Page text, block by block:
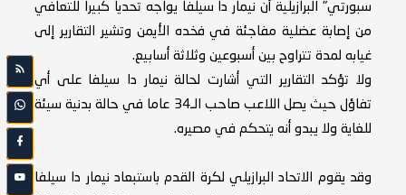
سبورتي" البرازيلية أن نيمار دا سيلفا يواجه تحديا كبيرا للتعافي
من إصابة عضلية مفاجئة في فخده الأيمن وتشير التقارير إلى
غيابه لمدة تتراوح بين أسبوعين وثلاثة أسابيع.
ولا تؤكد التقارير التي أشارت لحالة نيمار دا سيلفا على أي
تفاؤل حيث يصل اللاعب صاحب الـ34 عاما في حالة بدنية سيئة
للغاية ولا يبدو أنه يتحكم في مصيره.
وقد يقوم الاتحاد البرازيلي لكرة القدم باستبعاد نيمار دا سيلفا